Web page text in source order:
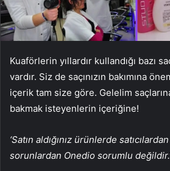
Kuaförlerin yıllardır kullandığı bazı
vardır. Siz de saçınızın bakımına
içerik tam size göre. Gelelim
bakmak isteyenlerin içeriğine!
‘Satın aldığınız ürünlerde
sorunlardan Onedio sorumlu